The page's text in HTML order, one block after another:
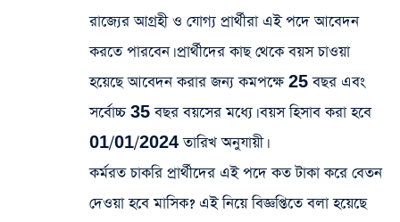
রাজ্যের আগ্রহী ও যোগ্য প্রার্থীরা এই পদে আবেদন
করতে পারবেন। প্রার্থীদের কাছ থেকে বয়স চাওয়া
হয়েছে আবেদন করার জন্য কমপক্ষে 25 বছর এবং
সর্বোচ্চ 35 বছর বয়সের মধ্যে। বয়স হিসাব করা হবে
01/01/2024 তারিখ অনুযায়ী।
কর্মরত চাকরি প্রার্থীদের এই পদে কত টাকা করে বেতন
দেওয়া হবে মাসিক? এই নিয়ে বিজ্ঞপ্তিতে বলা হয়েছে